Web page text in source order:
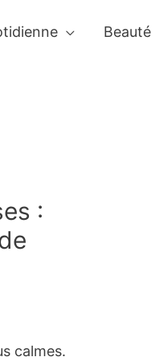
Beauté
:
calmes.